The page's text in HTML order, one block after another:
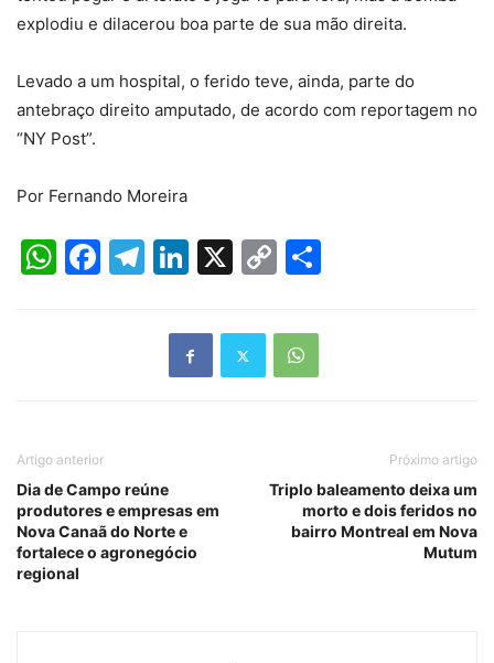
explodiu e dilacerou boa parte de sua mão direita.
Levado a um hospital, o ferido teve, ainda, parte do
antebraço direito amputado, de acordo com reportagem no
“NY Post”.
Por Fernando Moreira
WhatsApp
Facebook
Telegram
LinkedIn
X
Copy
Artigo anterior
Dia de Campo reúne
produtores e empresas em
Nova Canaã do Norte e
fortalece o agronegócio
regional
Próximo artigo
Triplo baleamento deixa um
morto e dois feridos no
bairro Montreal em Nova
Mutum